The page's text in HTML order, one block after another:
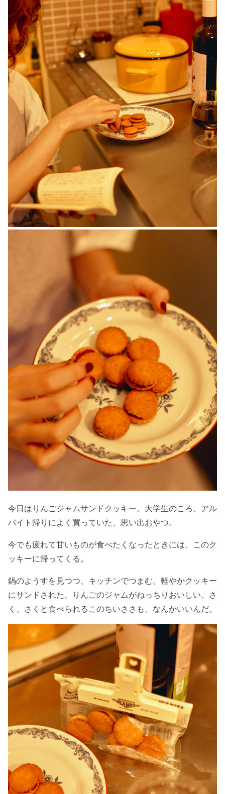
今日はりんごジャムサンドクッキー。大学生のころ、アル
バイト帰りによく買っていた、思い出おやつ。
今でも疲れて甘いものが食べたくなったときには、このク
ッキーに帰ってくる。
鍋のようすを見つつ、キッチンでつまむ。軽やかクッキー
にサンドされた、りんごのジャムがねっちりおいしい。さ
く、さくと食べられるこのちいささも、なんかいいんだ。